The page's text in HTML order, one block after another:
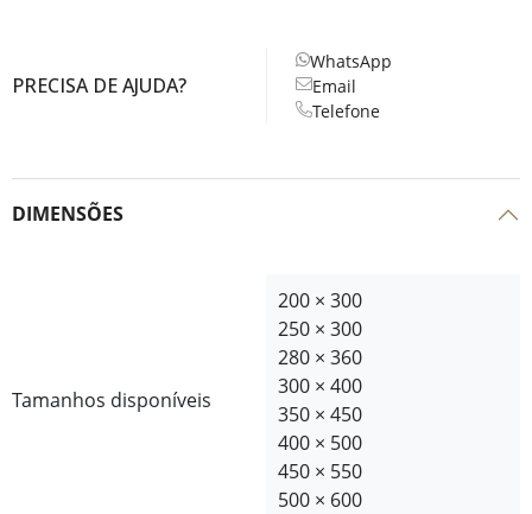
PRECISA DE AJUDA?
WhatsApp
Email
Telefone
DIMENSÕES
Tamanhos disponíveis
200 × 300
250 × 300
280 × 360
300 × 400
350 × 450
400 × 500
450 × 550
500 × 600